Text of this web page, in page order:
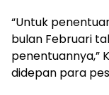
“Untuk
bulan Februari
penentuannya,”
didepan para